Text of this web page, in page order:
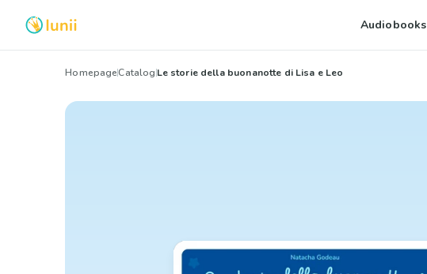
Audiobooks
HomepageCatalogLe storie della buonanotte di Lisa e Leo